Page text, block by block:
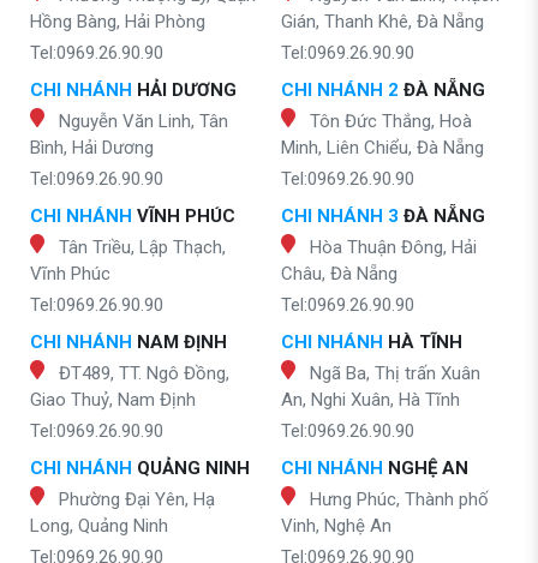
Hồng Bàng, Hải Phòng
Tel:0969.26.90.90
CHI NHÁNH HẢI DƯƠNG
Nguyễn Văn Linh, Tân
Bình, Hải Dương
Tel:0969.26.90.90
CHI NHÁNH VĨNH PHÚC
Tân Triều, Lập Thạch,
Vĩnh Phúc
Tel:0969.26.90.90
CHI NHÁNH NAM ĐỊNH
ĐT489, TT. Ngô Đồng,
Giao Thuỷ, Nam Định
Tel:0969.26.90.90
CHI NHÁNH QUẢNG NINH
Phường Đại Yên, Hạ
Long, Quảng Ninh
Tel:0969.26.90.90
Gián, Thanh Khê, Đà Nẵng
Tel:0969.26.90.90
CHI NHÁNH 2 ĐÀ NẴNG
Tôn Đức Thắng, Hoà
Minh, Liên Chiểu, Đà Nẵng
Tel:0969.26.90.90
CHI NHÁNH 3 ĐÀ NẴNG
Hòa Thuận Đông, Hải
Châu, Đà Nẵng
Tel:0969.26.90.90
CHI NHÁNH HÀ TĨNH
Ngã Ba, Thị trấn Xuân
An, Nghi Xuân, Hà Tĩnh
Tel:0969.26.90.90
CHI NHÁNH NGHỆ AN
Hưng Phúc, Thành phố
Vinh, Nghệ An
Tel:0969.26.90.90